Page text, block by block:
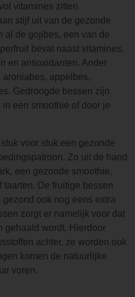
vitamines zitten
stijf uit van de gezonde
al de gojibes, een van de
bevat naast vitamines,
en antioxidanten. Ander
appelbes,
Gedroogde bessen zijn
in een smoothie of door je
voor stuk een gezonde
Zo uit de hand
een gezonde smoothie,
De fruitige bessen
ook nog eens extra
zorgt er namelijk voor dat
gehaald wordt. Hierdoor
achter, ze worden ook
komen de natuurlijke
voren.